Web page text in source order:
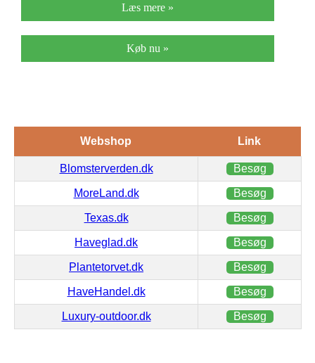
Læs mere »
Køb nu »
Webshop Link
Blomsterverden.dk Besøg
MoreLand.dk Besøg
Texas.dk Besøg
Haveglad.dk Besøg
Plantetorvet.dk Besøg
HaveHandel.dk Besøg
Luxury-outdoor.dk Besøg